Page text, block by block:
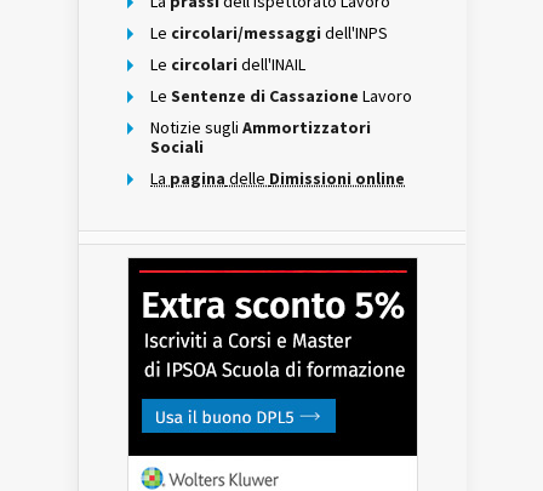
Le circolari/messaggi dell'INPS
Le circolari dell'INAIL
Le Sentenze di Cassazione Lavoro
Notizie sugli Ammortizzatori
Sociali
La pagina delle Dimissioni online